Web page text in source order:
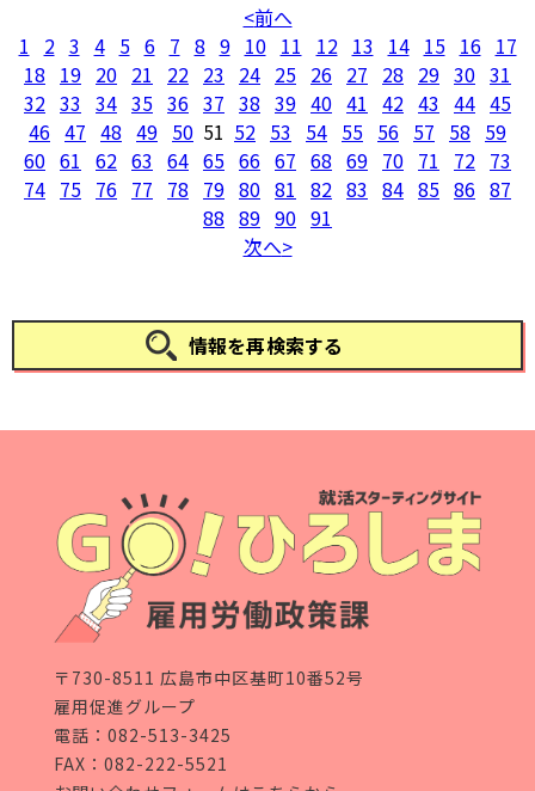
前へ
1
2 3 4 5 6 7 8 9 10 11 12 13 14 15 16 17
18 19 20 21 22 23 24 25 26 27 28 29 30 31
32 33 34 35 36 37 38 39 40 41 42 43 44 45
46 47 48 49 50 51 52 53 54 55 56 57 58 59
60 61 62 63 64 65 66 67 68 69 70 71 72 73
74 75 76 77 78 79 80 81 82 83 84 85 86 87
88 89 90 91
次へ
情報を再検索する
〒730-8511 広島市中区基町10番52号
雇用促進グループ
電話： 082-513-3425
FAX：082-222-5521